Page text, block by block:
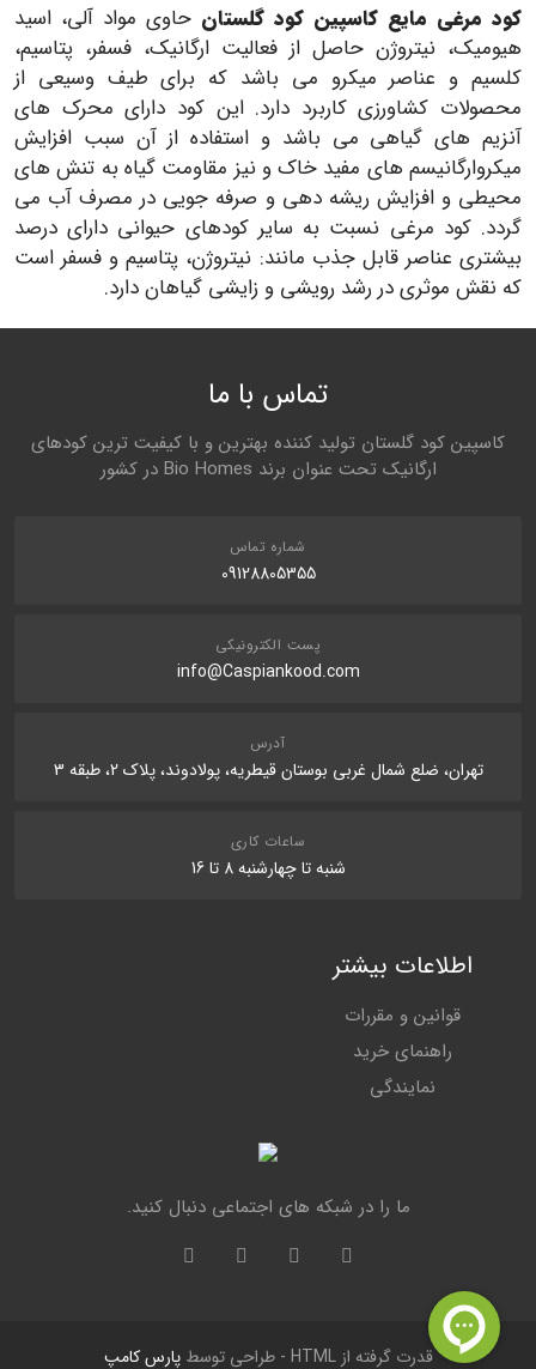
کود مرغی مایع کاسپین کود گلستان حاوی مواد آلی، اسید
هیومیک، نیتروژن حاصل از فعالیت ارگانیک، فسفر، پتاسیم،
کلسیم و عناصر میکرو می باشد که برای طیف وسیعی از
محصولات کشاورزی کاربرد دارد. این کود دارای محرک های
آنزیم های گیاهی می باشد و استفاده از آن سبب افزایش
میکروارگانیسم های مفید خاک و نیز مقاومت گیاه به تنش های
محیطی و افزایش ریشه دهی و صرفه جویی در مصرف آب می
گردد. کود مرغی نسبت به سایر کودهای حیوانی دارای درصد
بیشتری عناصر قابل جذب مانند: نیتروژن، پتاسیم و فسفر است
که نقش موثری در رشد رویشی و زایشی گیاهان دارد.
تماس با ما
کاسپین کود گلستان تولید کننده بهترین و با کیفیت ترین کودهای
ارگانیک تحت عنوان برند Bio Homes در کشور
شماره تماس
09128805355
پست الکترونیکی
info@Caspiankood.com
آدرس
تهران، ضلع شمال غربی بوستان قیطریه، پولادوند، پلاک 2، طبقه 3
ساعات کاری
شنبه تا چهارشنبه 8 تا 16
اطلاعات بیشتر
قوانین و مقررات
راهنمای خرید
نمایندگی
ما را در شبکه های اجتماعی دنبال کنید.
قدرت گرفته از HTML - طراحی توسط پارس کامپ